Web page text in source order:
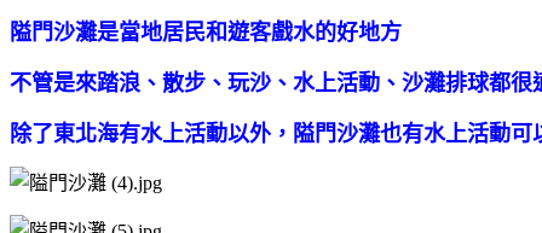
隘門沙灘是當地居民和遊客戲水的好地方
不管是來踏浪、散步、玩沙、水上活動、沙灘排球都很
除了東北海有水上活動以外，隘門沙灘也有水上活動可